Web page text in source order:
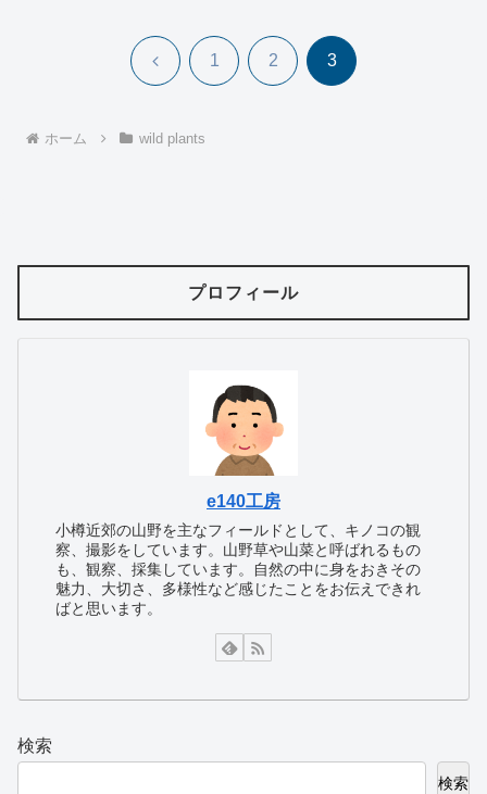
前 1 2 3
ホーム wild plants
プロフィール
e140工房
小樽近郊の山野を主なフィールドとして、キノコの観
察、撮影をしています。山野草や山菜と呼ばれるもの
も、観察、採集しています。自然の中に身をおきその
魅力、大切さ、多様性など感じたことをお伝えできれ
ばと思います。
検索
検索